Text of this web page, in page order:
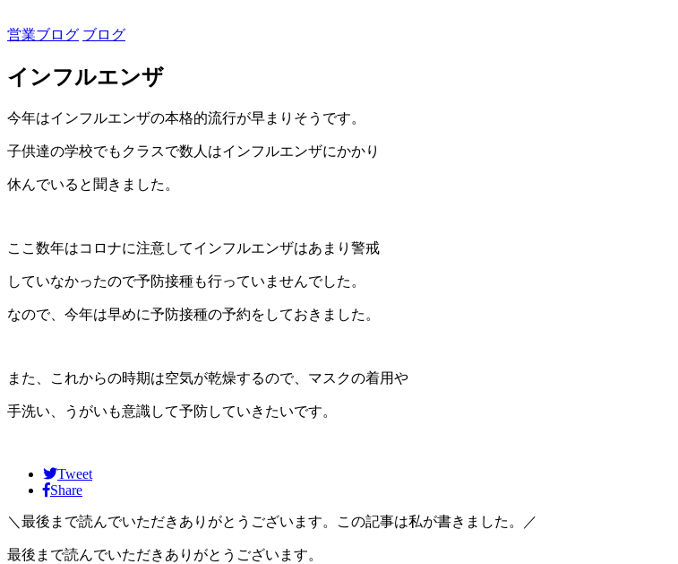
営業ブログ ブログ
インフルエンザ
今年はインフルエンザの本格的流行が早まりそうです。
子供達の学校でもクラスで数人はインフルエンザにかかり
休んでいると聞きました。
ここ数年はコロナに注意してインフルエンザはあまり警戒
していなかったので予防接種も行っていませんでした。
なので、今年は早めに予防接種の予約をしておきました。
また、これからの時期は空気が乾燥するので、マスクの着用や
手洗い、うがいも意識して予防していきたいです。
Tweet
Share
＼最後まで読んでいただきありがとうございます。この記事は私が書きました。／
最後まで読んでいただきありがとうございます。